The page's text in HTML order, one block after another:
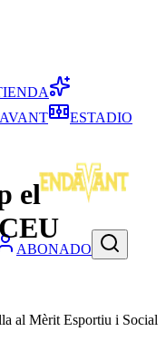
ABONADO
ESTADIO
el
al Mèrit Esportiu i Social